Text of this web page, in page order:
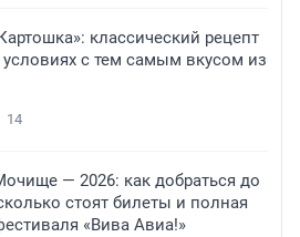
классический рецепт
с тем самым вкусом из
14
— 2026: как добраться до
стоят билеты и полная
«Вива Авиа!»